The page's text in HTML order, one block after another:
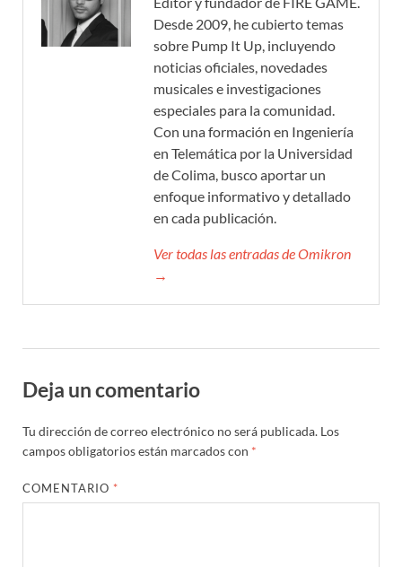
Desde 2009, he cubierto temas
sobre Pump It Up, incluyendo
noticias oficiales, novedades
musicales e investigaciones
especiales para la comunidad.
Con una formación en Ingeniería
en Telemática por la Universidad
de Colima, busco aportar un
enfoque informativo y detallado
en cada publicación.
Ver todas las entradas de Omikron
→
Deja un comentario
Tu dirección de correo electrónico no será publicada. Los
campos obligatorios están marcados con *
COMENTARIO *